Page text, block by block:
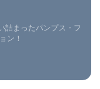
詰まったパンプス・フ
ン！